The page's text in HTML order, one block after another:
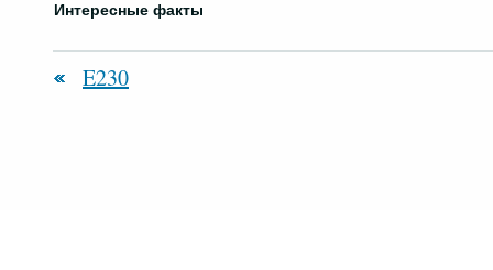
Интересные факты
E230